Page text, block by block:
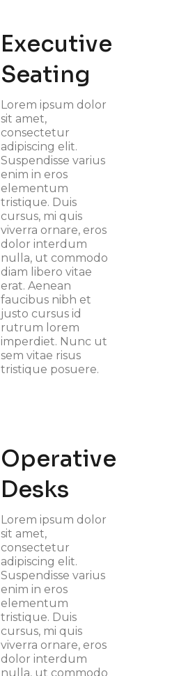
Executive
Seating
Lorem ipsum dolor
sit amet,
consectetur
adipiscing elit.
Suspendisse varius
enim in eros
elementum
tristique. Duis
cursus, mi quis
viverra ornare, eros
dolor interdum
nulla, ut commodo
diam libero vitae
erat. Aenean
faucibus nibh et
justo cursus id
rutrum lorem
imperdiet. Nunc ut
sem vitae risus
tristique posuere.
Operative
Desks
Lorem ipsum dolor
sit amet,
consectetur
adipiscing elit.
Suspendisse varius
enim in eros
elementum
tristique. Duis
cursus, mi quis
viverra ornare, eros
dolor interdum
nulla, ut commodo